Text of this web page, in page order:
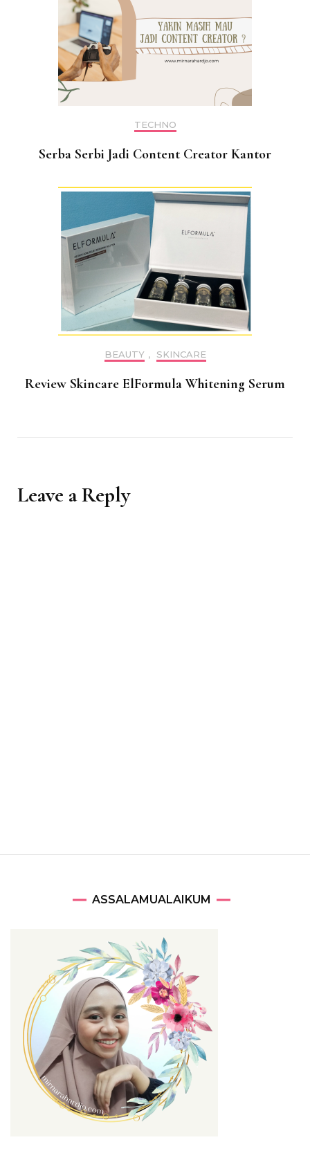
TECHNO
Serba Serbi Jadi Content Creator Kantor
BEAUTY , SKINCARE
Review Skincare ElFormula Whitening Serum
Leave a Reply
ASSALAMUALAIKUM